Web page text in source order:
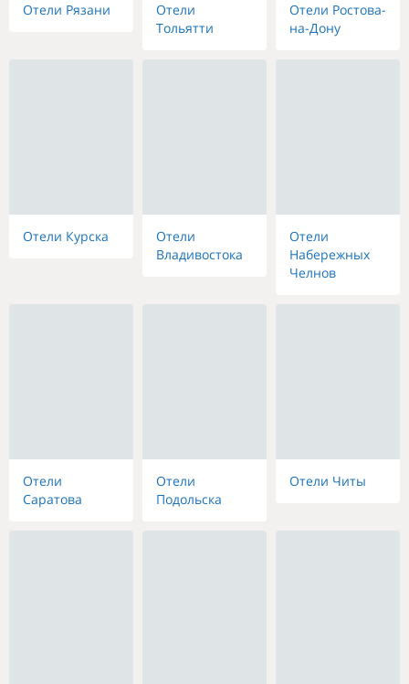
Отели Рязани
Отели
Тольятти
Отели Ростова-
на-Дону
Отели Курска
Отели
Владивостока
Отели
Набережных
Челнов
Отели
Саратова
Отели
Подольска
Отели Читы